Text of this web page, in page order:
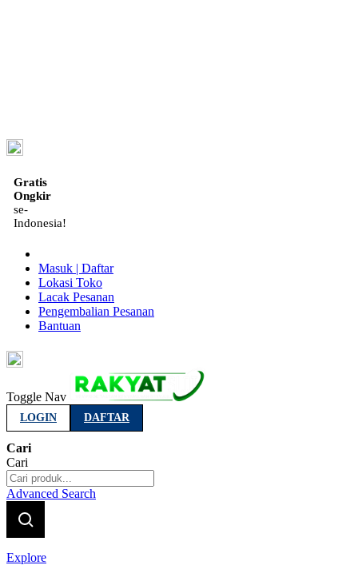
Gratis
Ongkir
se-
Indonesia!
Masuk | Daftar
Lokasi Toko
Lacak Pesanan
Pengembalian Pesanan
Bantuan
Toggle Nav
LOGIN DAFTAR
Cari
Cari
Advanced Search
Explore